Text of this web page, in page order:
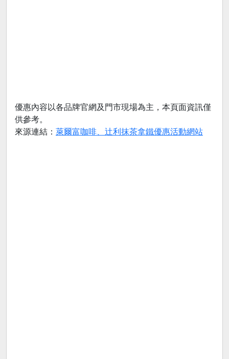
優惠內容以各品牌官網及門市現場為主，本頁面資訊僅
供參考。
來源連結： 萊爾富咖啡、辻利抹茶拿鐵優惠活動網站